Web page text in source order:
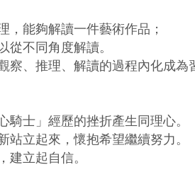
，能夠解讀一件藝術作品；
從不同角度解讀。
察、推理、解讀的過程內化成為
騎士」經歷的挫折產生同理心。
站立起來，懷抱希望繼續努力。
建立起自信。